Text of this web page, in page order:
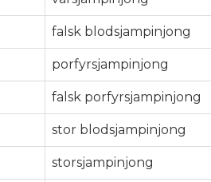
falsk blodsjampinjong
porfyrsjampinjong
falsk porfyrsjampinjong
stor blodsjampinjong
storsjampinjong